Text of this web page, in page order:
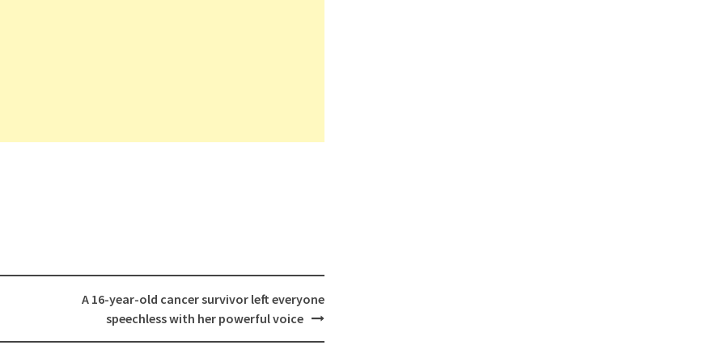
A 16-year-old cancer survivor left everyone
speechless with her powerful voice